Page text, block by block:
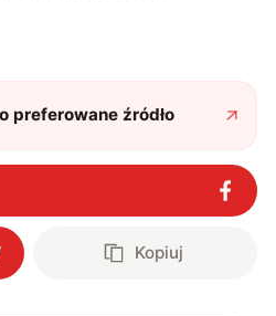
popkulturą. W wolnych
preferowane źródło
Kopiuj